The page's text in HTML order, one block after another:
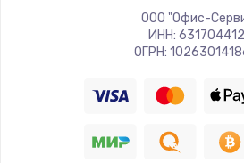
Заказать
Чистка от
Заказать
Настройка ОС
ООО "Офис-
ИНН:
ОГРН: